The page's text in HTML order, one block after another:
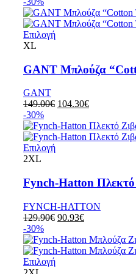
Επιλογή
XL
GANT Μπλούζα
GANT
149.00€ 104.30€
-30%
Επιλογή
2XL
Fynch-Hatton
FYNCH-HATTON
129.90€ 90.93€
-30%
Επιλογή